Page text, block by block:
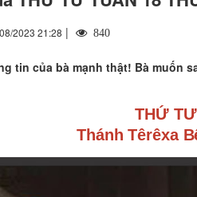
2023 21:28 | 840
tin của bà mạnh thật! Bà muốn
THỨ
Thánh Têrêxa